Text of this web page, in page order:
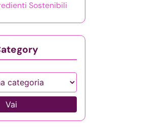
Sostenibili
Vai